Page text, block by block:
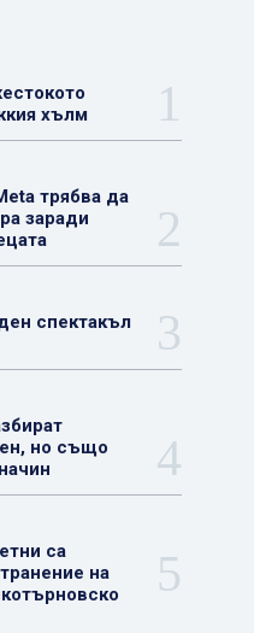
хълм
трябва да
заради
спектакъл
но също
са
на